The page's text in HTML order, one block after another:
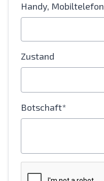
Handy, Mobiltelefon
Zustand
Botschaft*